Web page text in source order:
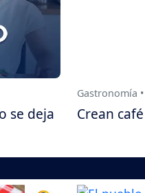
se deja
Gastronomía
Crean